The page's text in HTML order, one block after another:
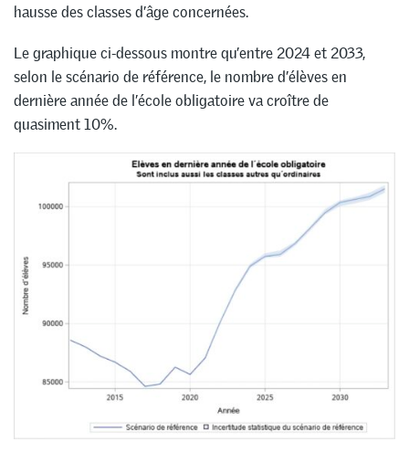
hausse des classes d’âge concernées.
Le graphique ci-dessous montre qu’entre 2024 et 2033,
selon le scénario de référence, le nombre d’élèves en
dernière année de l’école obligatoire va croître de
quasiment 10%.